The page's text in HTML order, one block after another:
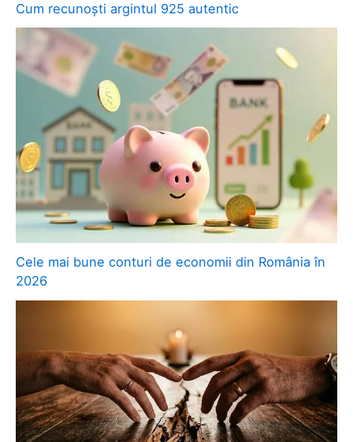
Cum recunoști argintul 925 autentic
Cele mai bune conturi de economii din România în
2026